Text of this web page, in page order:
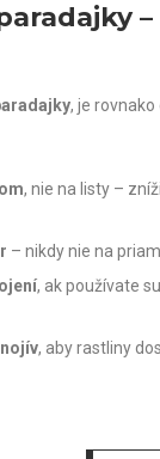
, je
, nie na listy –
– nikdy nie na
, ak používate
, aby rastliny